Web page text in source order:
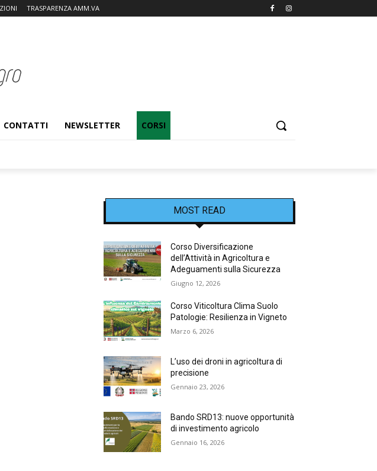
TRASPARENZA AMM.VA
CONTATTI NEWSLETTER CORSI
MOST READ
Corso Diversificazione
dell’Attività in Agricoltura e
Adeguamenti sulla Sicurezza
Giugno 12, 2026
Corso Viticoltura Clima Suolo
Patologie: Resilienza in Vigneto
Marzo 6, 2026
L’uso dei droni in agricoltura di
precisione
Gennaio 23, 2026
Bando SRD13: nuove opportunità
di investimento agricolo
Gennaio 16, 2026